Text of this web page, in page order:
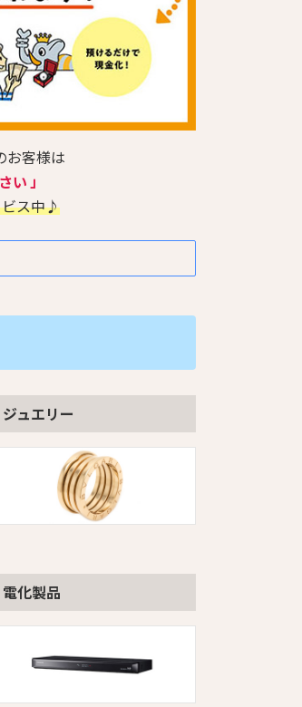
お客様は
い 」
ビス中♪
ジュエリー
電化製品